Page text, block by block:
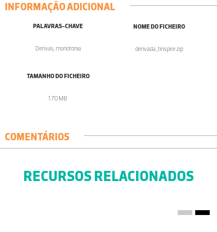
INFORMAÇÃO ADICIONAL
PALAVRAS-CHAVE
Derivas, monotonia
NOME DO FICHEIRO
derivada_tinspire.zip
TAMANHO DO FICHEIRO
1.70 MB
COMENTÁRIOS
RECURSOS RELACIONADOS